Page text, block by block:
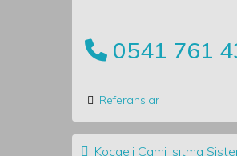
0541 761
Referanslar
Post
Kocaeli Cami Isıtma